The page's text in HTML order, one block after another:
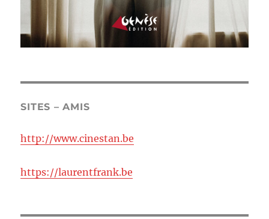
SITES – AMIS
http://www.cinestan.be
https://laurentfrank.be